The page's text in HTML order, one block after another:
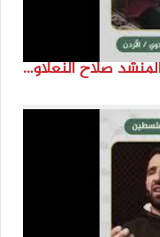
انتماء2021: موال لعيون فلسطين، المنشد صلاح النعلاوي، الاردن